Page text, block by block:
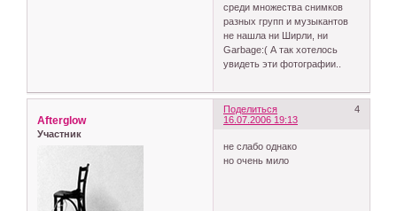
среди множества снимков
разных групп и музыкантов
не нашла ни Ширли, ни
Garbage:( А так хотелось
увидеть эти фотографии..
Поделиться
4
16.07.2006 19:13
Afterglow
Участник
не слабо однако
но очень мило